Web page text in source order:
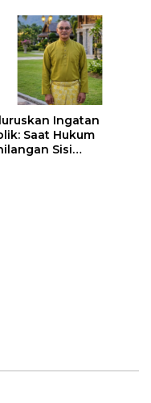
Ingatan
Saat Hukum
Sisi